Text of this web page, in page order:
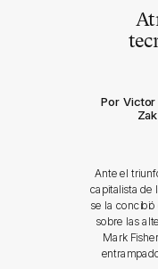
Por Victor
Ante el
capitalista de
se la
sobre las
Mark